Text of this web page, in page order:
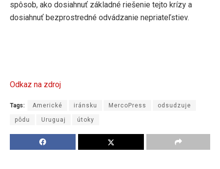
spôsob, ako dosiahnuť základné riešenie tejto krízy a
dosiahnuť bezprostredné odvádzanie nepriateľstiev.
Odkaz na zdroj
Tags: Americké iránsku MercoPress odsudzuje
pôdu Uruguaj útoky